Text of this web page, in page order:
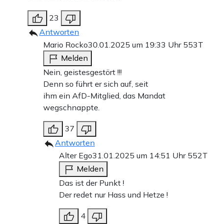
23
Antworten
Mario Rocko30.01.2025 um 19:33 Uhr 553T
Melden
Nein, geistesgestört !!!
Denn so führt er sich auf, seit
ihm ein AfD-Mitglied, das Mandat
wegschnappte.
37
Antworten
Alter Ego31.01.2025 um 14:51 Uhr 552T
Melden
Das ist der Punkt !
Der redet nur Hass und Hetze !
4